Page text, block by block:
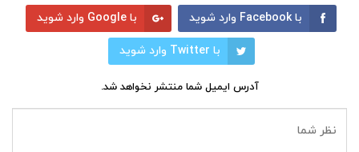
با Facebook وارد شوید با Google وارد شوید
با Twitter وارد شوید
آدرس ایمیل شما منتشر نخواهد شد.